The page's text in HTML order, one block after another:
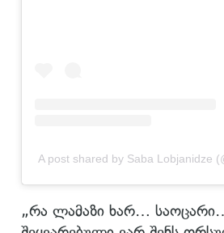
A post shared by Saba Lobjanidze
„რა ლამაზი ხარ…